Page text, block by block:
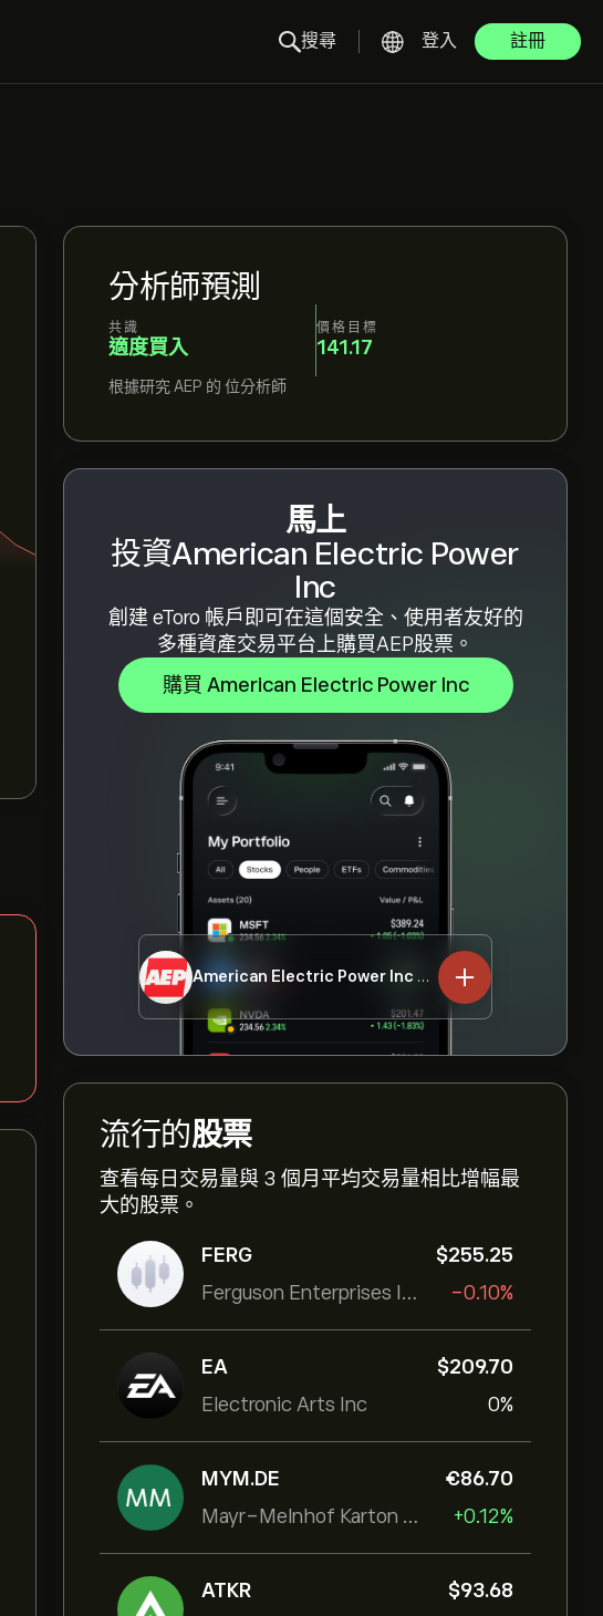
搜尋 登入 註冊
分析師預測
共識
適度買入
價格目標
141.17
根據研究 AEP 的 位分析師
馬上
投資American Electric Power
Inc
創建 eToro 帳戶即可在這個安全、使用者友好的
多種資產交易平台上購買AEP股票。
購買 American Electric Power Inc
American Electric Power Inc AEP
流行的股票
查看每日交易量與 3 個月平均交易量相比增幅最
大的股票。
FERG
Ferguson Enterprises Inc
‎$‎255.25
-0.10%
EA
Electronic Arts Inc
‎$‎209.70
0%
MYM.DE
Mayr-Melnhof Karton AG
‎€‎86.70
+0.12%
ATKR
‎$‎93.68